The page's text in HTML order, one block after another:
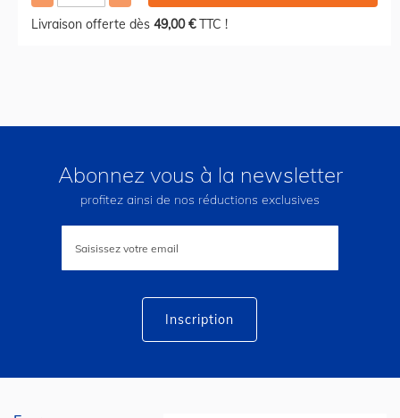
Livraison offerte dès 49,00 €TTC !
Abonnez vous à la newsletter
profitez ainsi de nos réductions exclusives
lettre
Inscription